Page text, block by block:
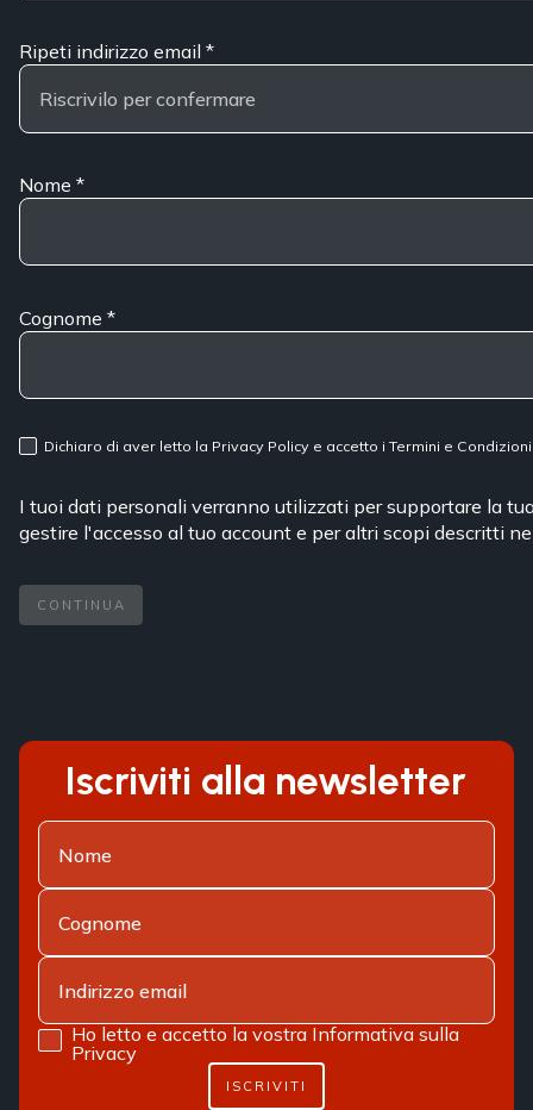
Ripeti indirizzo email*
Nome*
Cognome*
Dichiaro di aver letto la Privacy Policye accetto i Termini e
I tuoi dati personali verranno utilizzati per supportare la
gestire l'accesso al tuo account e per altri scopi descritti
CONTINUA
Iscriviti alla newsletter
Ho letto e accetto la vostra Informativa sulla
Privacy
ISCRIVITI